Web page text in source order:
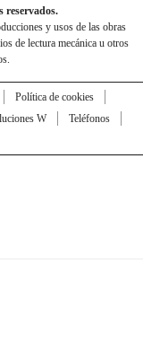
reservados.
y usos de las obras
de lectura mecánica u otros
Política de cookies
W
Teléfonos